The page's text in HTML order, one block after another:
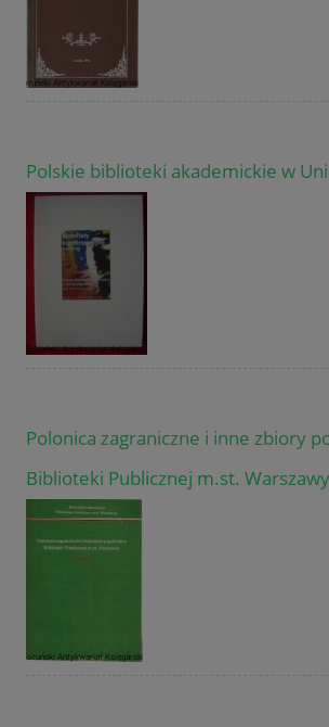
Polskie biblioteki akademickie w
Polonica zagraniczne i inne zbiory
Biblioteki Publicznej m.st.